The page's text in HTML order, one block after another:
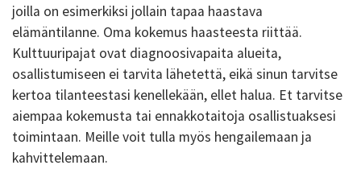
joilla on esimerkiksi jollain tapaa haastava
elämäntilanne. Oma kokemus haasteesta riittää.
Kulttuuripajat ovat diagnoosivapaita alueita,
osallistumiseen ei tarvita lähetettä, eikä sinun tarvitse
kertoa tilanteestasi kenellekään, ellet halua. Et tarvitse
aiempaa kokemusta tai ennakkotaitoja osallistuaksesi
toimintaan. Meille voit tulla myös hengailemaan ja
kahvittelemaan.